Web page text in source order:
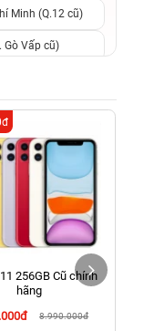
Minh (Q.12 cũ)
Gò Vấp cũ)
Tân Phú cũ)
(Q.9 TP. Thủ
Thọ, TP. Thủ
Dương Cũ)
Minh (TP. Vũng
Minh (Tân Bình
256GB Cũ chính
hãng
8.990.000đ